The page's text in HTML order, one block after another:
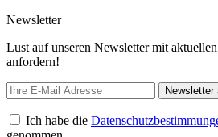
Newsletter
Lust auf unseren Newsletter mit
anfordern!
Newsletter
Ich habe die